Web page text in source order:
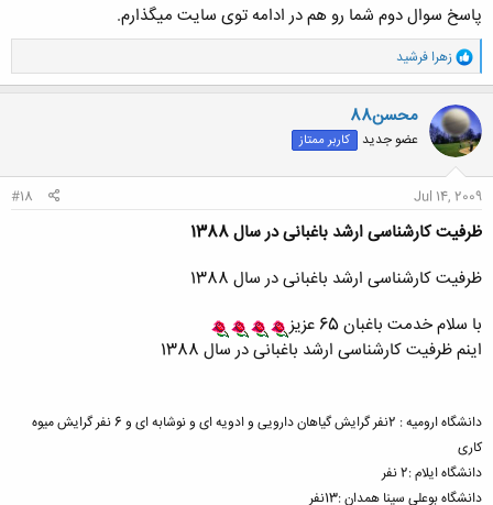
پاسخ سوال دوم شما رو هم در ادامه توی سایت میگذارم.
و
ا
ک
ن
ش
ه
ا
زهرا فرشید
محسن88
عضو جدید کاربر ممتاز
Jul 14, 2009
#18
ظرفیت کارشناسی ارشد باغبانی در سال 1388
ظرفیت کارشناسی ارشد باغبانی در سال 1388
با سلام خدمت باغبان 65 عزیز
اینم ظرفیت کارشناسی ارشد باغبانی در سال 1388
دانشگاه ارومیه : 2نفر گرایش گیاهان دارویی و ادویه ای و نوشابه ای و 6 نفر گرایش میوه
کاری
دانشگاه ایلام :2 نفر
دانشگاه بوعلی سینا همدان :13نفر